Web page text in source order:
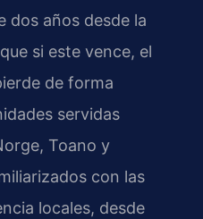
dos años desde la
si este vence, el
de forma
servidas
Toano y
con las
locales, desde